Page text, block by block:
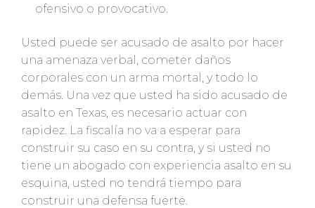
ofensivo o provocativo.
Usted puede ser acusado de asalto por hacer
una amenaza verbal, cometer daños
corporales con un arma mortal, y todo lo
demás. Una vez que usted ha sido acusado de
asalto en Texas, es necesario actuar con
rapidez. La fiscalía no va a esperar para
construir su caso en su contra, y si usted no
tiene un abogado con experiencia asalto en su
esquina, usted no tendrá tiempo para
construir una defensa fuerte.